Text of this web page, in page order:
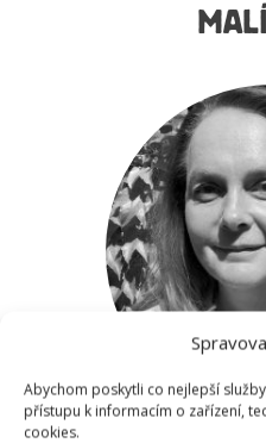
Abychom poskytli co nejlepší
přístupu k informacím o zařízení,
cookies.